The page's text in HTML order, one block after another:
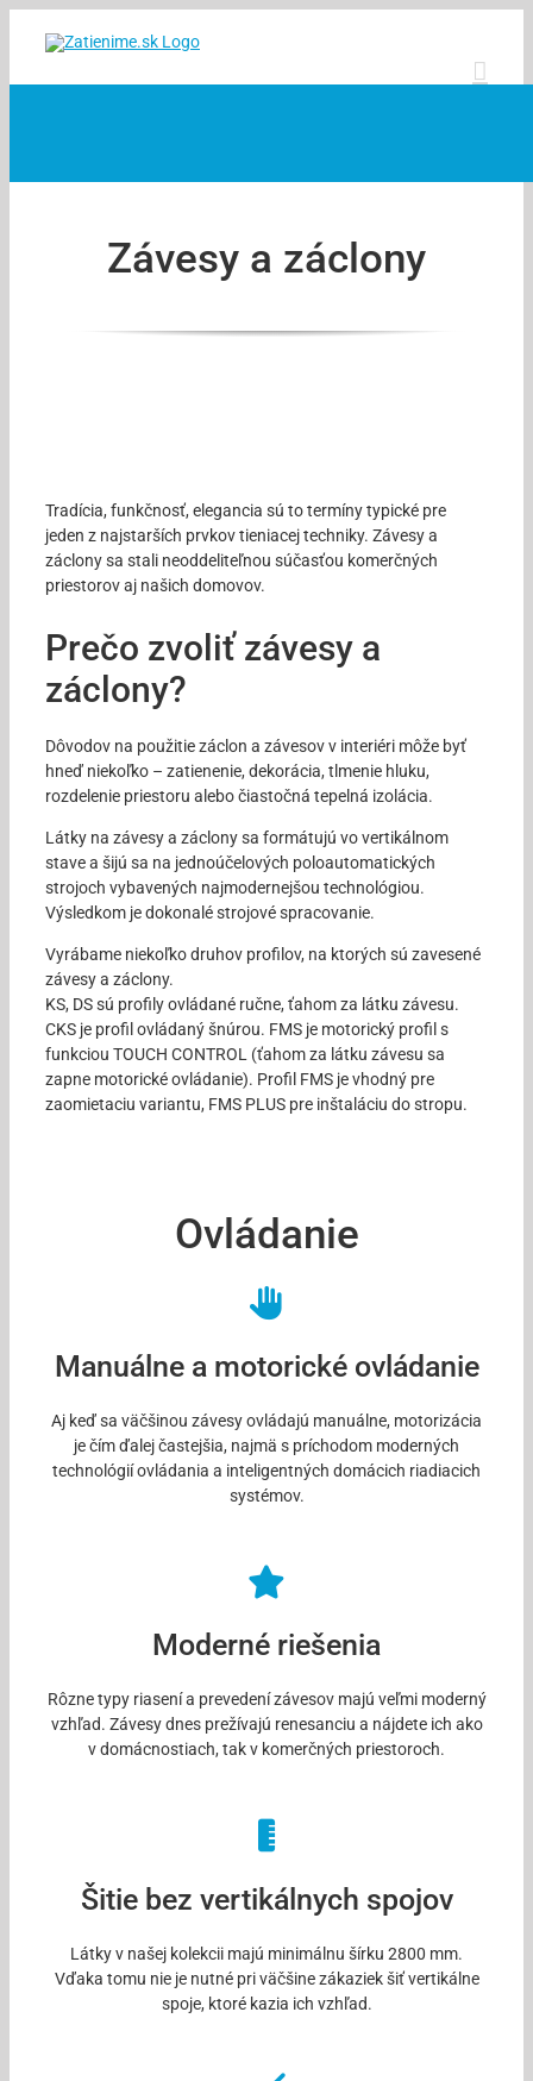
Závesy a záclony
Tradícia, funkčnosť, elegancia sú to termíny typické pre
jeden z najstarších prvkov tieniacej techniky. Závesy a
záclony sa stali neoddeliteľnou súčasťou komerčných
priestorov aj našich domovov.
Prečo zvoliť závesy a
záclony?
Dôvodov na použitie záclon a závesov v interiéri môže byť
hneď niekoľko – zatienenie, dekorácia, tlmenie hluku,
rozdelenie priestoru alebo čiastočná tepelná izolácia.
Látky na závesy a záclony sa formátujú vo vertikálnom
stave a šijú sa na jednoúčelových poloautomatických
strojoch vybavených najmodernejšou technológiou.
Výsledkom je dokonalé strojové spracovanie.
Vyrábame niekoľko druhov profilov, na ktorých sú zavesené
závesy a záclony.
KS, DS sú profily ovládané ručne, ťahom za látku závesu.
CKS je profil ovládaný šnúrou. FMS je motorický profil s
funkciou TOUCH CONTROL (ťahom za látku závesu sa
zapne motorické ovládanie). Profil FMS je vhodný pre
zaomietaciu variantu, FMS PLUS pre inštaláciu do stropu.
Ovládanie
Manuálne a motorické ovládanie
Aj keď sa väčšinou závesy ovládajú manuálne, motorizácia
je čím ďalej častejšia, najmä s príchodom moderných
technológií ovládania a inteligentných domácich riadiacich
systémov.
Moderné riešenia
Rôzne typy riasení a prevedení závesov majú veľmi moderný
vzhľad. Závesy dnes prežívajú renesanciu a nájdete ich ako
v domácnostiach, tak v komerčných priestoroch.
Šitie bez vertikálnych spojov
Látky v našej kolekcii majú minimálnu šírku 2800 mm.
Vďaka tomu nie je nutné pri väčšine zákaziek šiť vertikálne
spoje, ktoré kazia ich vzhľad.